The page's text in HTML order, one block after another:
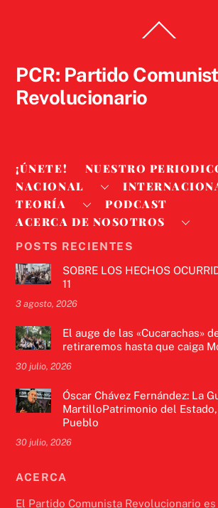
To
PCR: Partido
Revolucionario
¡ÚNETE!
NUESTRO
NACIONAL
TEORÍA
PODCAST
ACERCA DE NOSOTROS
POSTS RECIENTES
SOBRE LOS HECHOS
11
3 agosto, 2026
El auge de las «Cucarachas»
retiraremos hasta que caiga
30 julio, 2026
Óscar Chávez Fernández: La
MartilloPatrimonio del
Pueblo
30 julio, 2026
ACERCA
El Partido Comunista Revolucionario